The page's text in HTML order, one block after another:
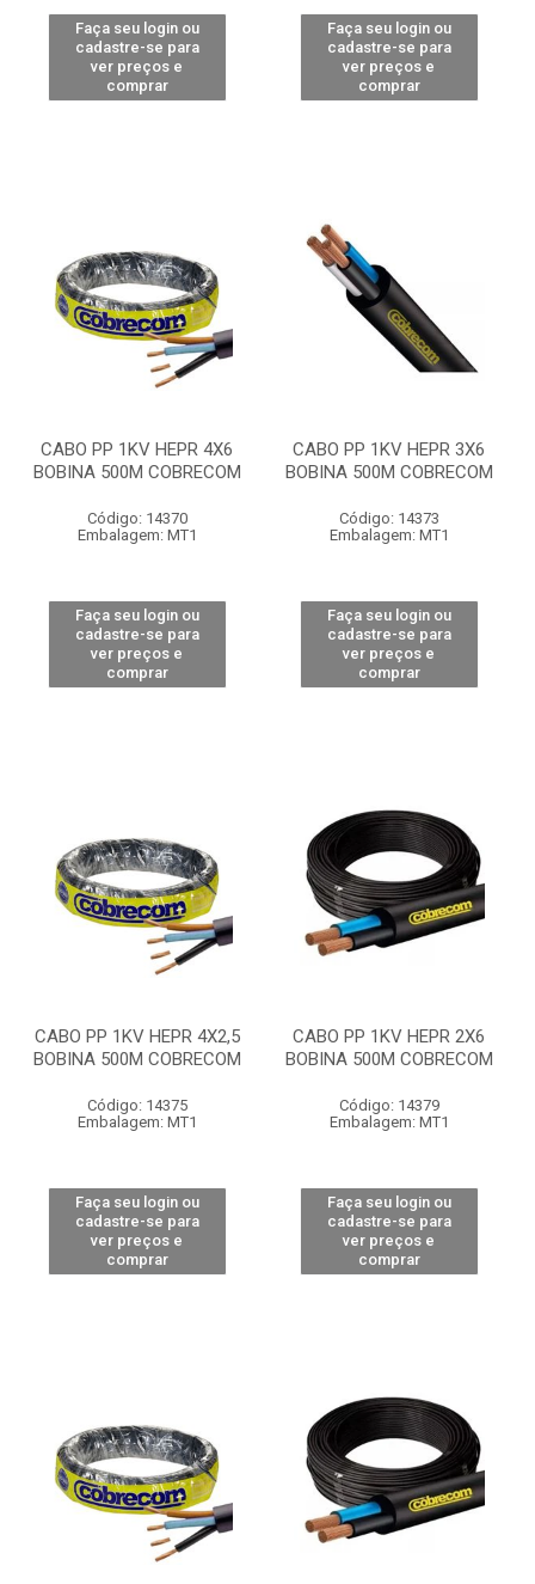
Faça seu login ou
cadastre-se para
ver preços e
comprar
Faça seu login ou
cadastre-se para
ver preços e
comprar
CABO PP 1KV HEPR 4X6
BOBINA 500M COBRECOM
Código: 14370
Embalagem: MT1
Faça seu login ou
cadastre-se para
ver preços e
comprar
CABO PP 1KV HEPR 3X6
BOBINA 500M COBRECOM
Código: 14373
Embalagem: MT1
Faça seu login ou
cadastre-se para
ver preços e
comprar
CABO PP 1KV HEPR 4X2,5
BOBINA 500M COBRECOM
Código: 14375
Embalagem: MT1
Faça seu login ou
cadastre-se para
ver preços e
comprar
CABO PP 1KV HEPR 2X6
BOBINA 500M COBRECOM
Código: 14379
Embalagem: MT1
Faça seu login ou
cadastre-se para
ver preços e
comprar